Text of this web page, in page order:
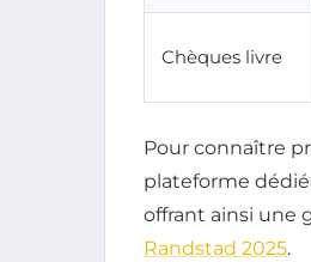
Chèques livre
Pour connaître
plateforme
offrant ainsi une
Randstad 2025.